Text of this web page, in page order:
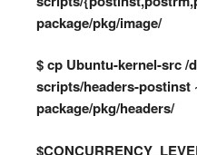
package/pkg/image/
$ cp Ubuntu-kernel-src /
scripts/headers-postinst
package/pkg/headers/